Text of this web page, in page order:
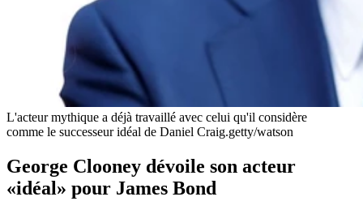
L'acteur mythique a déjà travaillé avec celui qu'il considère
comme le successeur idéal de Daniel Craig.getty/watson
George Clooney dévoile son acteur
«idéal» pour James Bond